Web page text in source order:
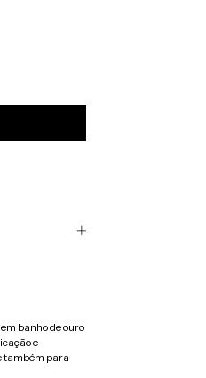
banho de ouro
e
também para